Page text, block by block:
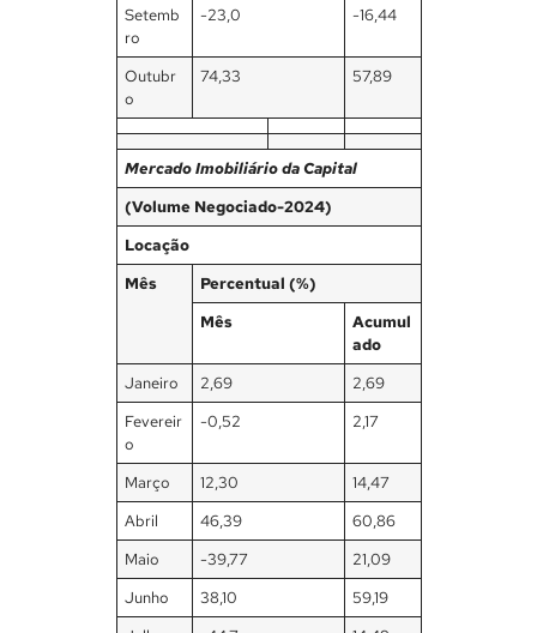
Setemb
ro
-23,0 -16,44
Outubr
o
74,33 57,89
Mercado Imobiliário da Capital
(Volume Negociado-2024)
Locação
Mês
Percentual (%)
Mês
Acumul
ado
Janeiro
2,69
2,69
Fevereir
o
-0,52 2,17
Março 12,30
14,47
Abril
46,39
60,86
Maio
-39,77
21,09
Junho
38,10
59,19